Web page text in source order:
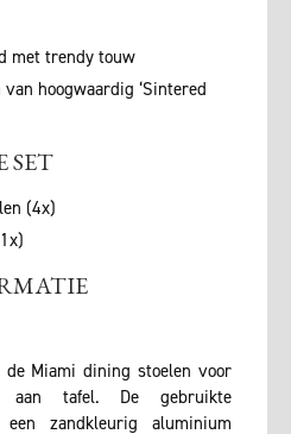
met trendy touw
hoogwaardig ‘Sintered
SET
(4x)
de Miami dining stoelen voor
aan tafel. De gebruikte
een zandkleurig aluminium